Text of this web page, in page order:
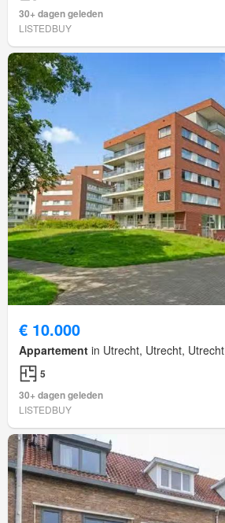
30+ dagen geleden
LISTEDBUY
€ 10.000
Appartement in Utrecht, Utrecht, Utrecht
5
30+ dagen geleden
LISTEDBUY